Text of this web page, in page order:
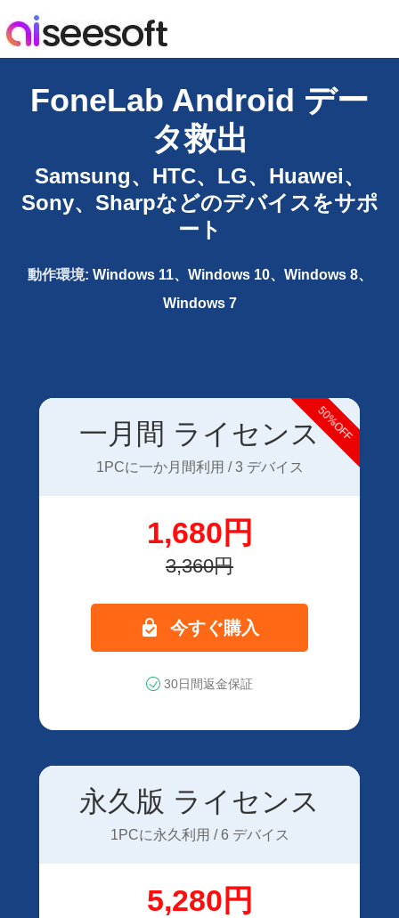
FoneLab Android デー
タ救出
Samsung、HTC、LG、Huawei、
Sony、Sharpなどのデバイスをサポ
ート
動作環境: Windows 11、Windows 10、Windows 8、
Windows 7
一月間 ライセンス
1PCに一か月間利用 / 3 デバイス
1,680円
3,360円
今すぐ購入
30日間返金保証
50%OFF
永久版 ライセンス
1PCに永久利用 / 6 デバイス
5,280円